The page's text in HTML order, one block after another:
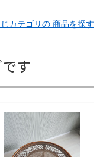
カテゴリの 商品を探す
す